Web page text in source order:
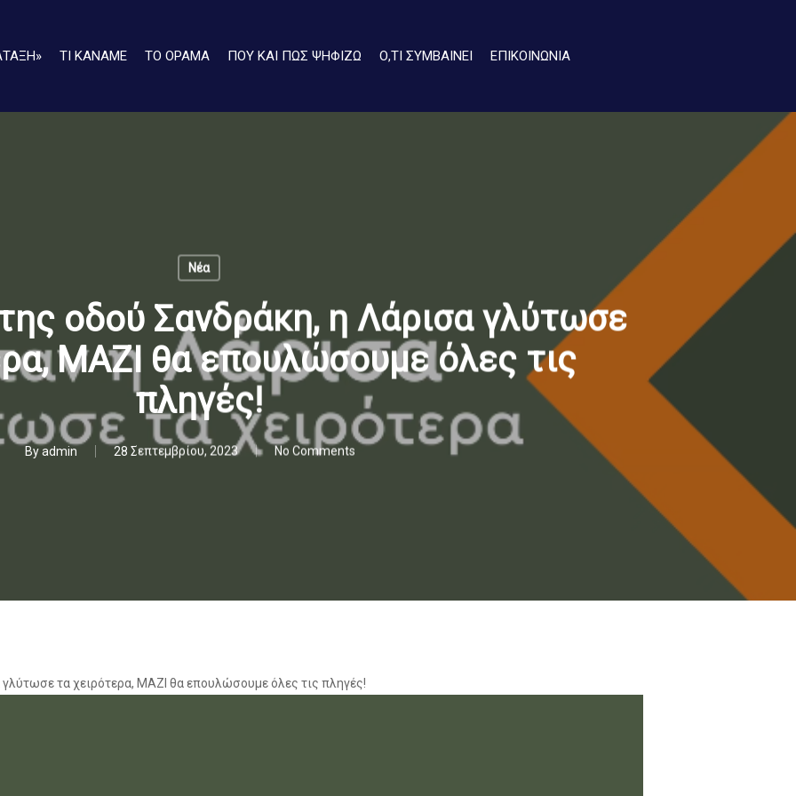
ΤΙ ΚΑΝΑΜΕ ΤΟ ΟΡΑΜΑ ΠΟΥ ΚΑΙ ΠΩΣ ΨΗΦΙΖΩ Ο,ΤΙ ΣΥΜΒΑΙΝΕΙ ΕΠΙΚΟΙΝΩΝΙΑ
Νέα
οδού Σανδράκη, η Λάρισα γλύτωσε
ΜΑΖΙ θα επουλώσουμε όλες τις
πληγές!
Byadmin 28 Σεπτεμβρίου, 2023 No Comments
τα χειρότερα, ΜΑΖΙ θα επουλώσουμε όλες τις πληγές!